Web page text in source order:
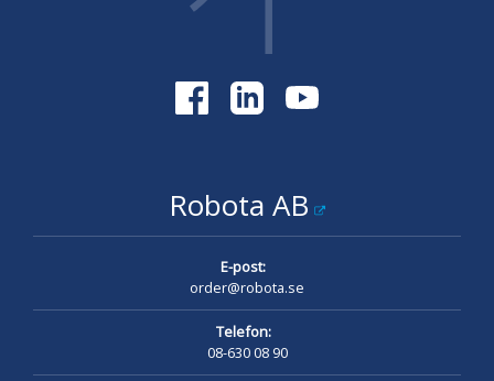
Robota AB
E-post:
order@robota.se
Telefon:
08-630 08 90